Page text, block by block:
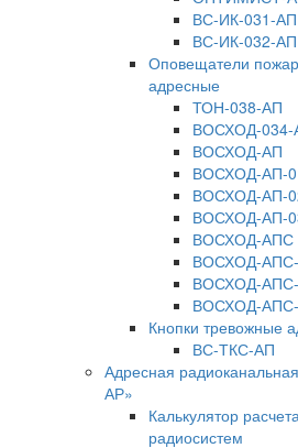
ВС-ИК-031-АП
ВС-ИК-032-АП
Оповещатели
адресные
ТОН-038-АП
ВОСХОД-034-
ВОСХОД-АП
ВОСХОД-АП-
ВОСХОД-АП-
ВОСХОД-АП-
ВОСХОД-АПС
ВОСХОД-АПС-
ВОСХОД-
ВОСХОД-
Кнопки тревожные
ВС-ТКС-АП
Адресная
АР»
Калькулятор
радиосистем